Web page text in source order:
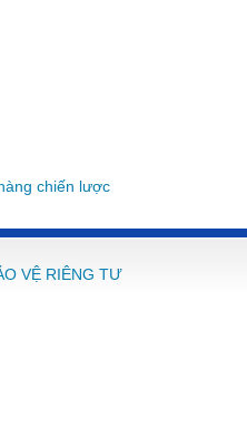
chiến lược
VỆ RIÊNG TƯ